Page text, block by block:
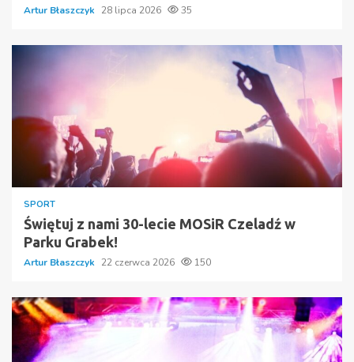
Artur Błaszczyk 28 lipca 2026 35
SPORT
Świętuj z nami 30-lecie MOSiR Czeladź w
Parku Grabek!
Artur Błaszczyk 22 czerwca 2026 150